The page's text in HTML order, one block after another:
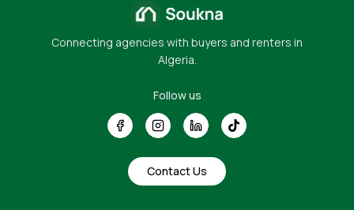
Connecting agencies with buyers and renters in
Algeria.
Follow us
Contact Us